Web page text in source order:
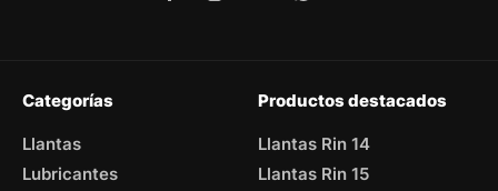
Categorías
Llantas
Lubricantes
Productos destacados
Llantas Rin 14
Llantas Rin 15